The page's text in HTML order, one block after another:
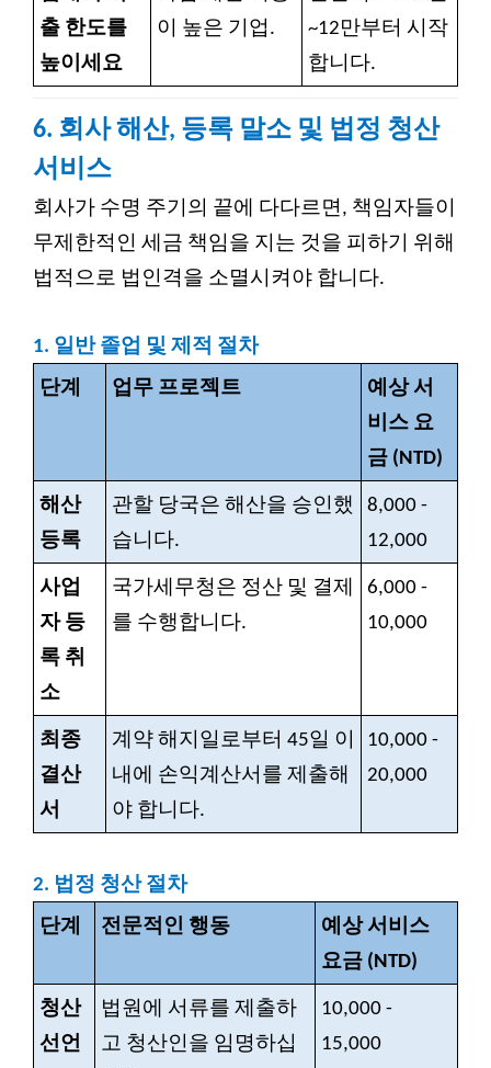
출 한도를
높이세요
이 높은 기업.
~12만부터 시작
합니다.
6. 회사 해산, 등록 말소 및 법정 청산
서비스
회사가 수명 주기의 끝에 다다르면, 책임자들이
무제한적인 세금 책임을 지는 것을 피하기 위해
법적으로 법인격을 소멸시켜야 합니다.
1. 일반 졸업 및 제적 절차
단계
업무 프로젝트
예상 서
비스 요
금 (NTD)
해산
등록
관할 당국은 해산을 승인했
습니다.
8,000 -
12,000
사업
자 등
록 취
소
국가세무청은 정산 및 결제
를 수행합니다.
6,000 -
10,000
최종
결산
서
계약 해지일로부터 45일 이
내에 손익계산서를 제출해
야 합니다.
10,000 -
20,000
2. 법정 청산 절차
단계
전문적인 행동
예상 서비스
요금 (NTD)
청산
선언
법원에 서류를 제출하
고 청산인을 임명하십
10,000 -
15,000